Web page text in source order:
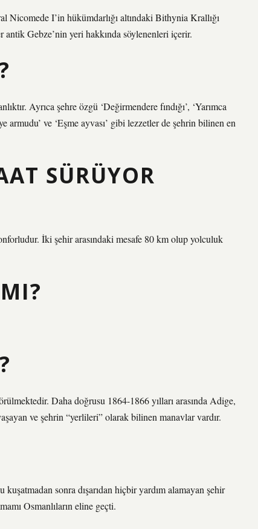
Nicomede I’in hükümdarlığı altındaki Bithynia Krallığı
Gebze’nin yeri hakkında söylenenleri içerir.
Ayrıca şehre özgü ‘Değirmendere fındığı’, ‘Yarımca
armudu’ ve ‘Eşme ayvası’ gibi lezzetler de şehrin bilinen en
SÜRÜYOR
İki şehir arasındaki mesafe 80 km olup yolculuk
Daha doğrusu 1864-1866 yılları arasında Adige,
ve şehrin “yerlileri” olarak bilinen manavlar vardır.
sonra dışarıdan hiçbir yardım alamayan şehir
Osmanlıların eline geçti.